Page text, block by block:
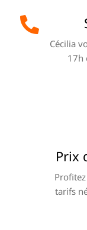
Cécilia
17h
Prix
tarifs